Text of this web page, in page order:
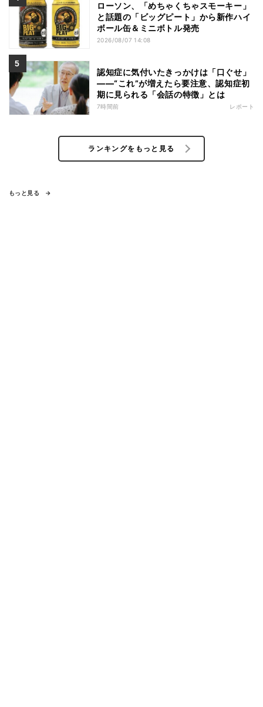
ローソン、「めちゃくちゃスモーキー」
と話題の「ビッグピート」から新作ハイ
ボール缶＆ミニボトル発売
2026/08/07 14:08
認知症に気付いたきっかけは「口ぐせ」
――“これ”が増えたら要注意、認知症初
期に見られる「会話の特徴」とは
7時間前 レポート
ランキングをもっと見る
もっと見る